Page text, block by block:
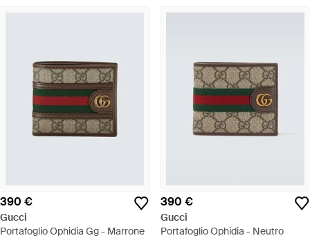
390 €
Gucci
Portafoglio Ophidia Gg - Marrone
390 €
Gucci
Portafoglio Ophidia - Neutro